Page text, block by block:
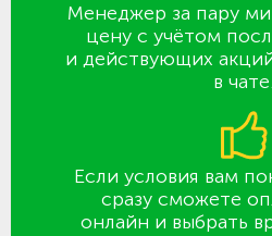
Менеджер за пару
цену с учётом
и действующих
в чате.
Если условия вам
сразу сможете
онлайн и выбрать